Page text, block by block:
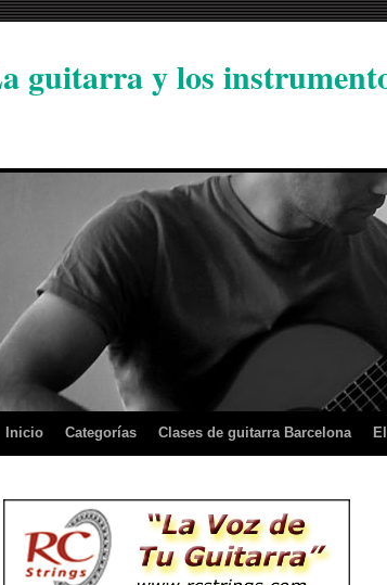
guitarra y los
Inicio Categorías Clases de guitarra Barcelona